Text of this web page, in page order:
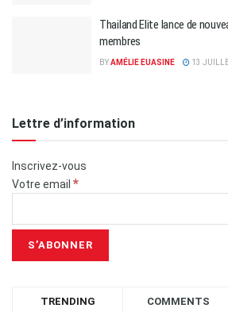
Thailand Elite lance de
membres
BYAMÉLIE EUASINE 13
Lettre d’information
Inscrivez-vous
Votre email *
TRENDING COMMENTS